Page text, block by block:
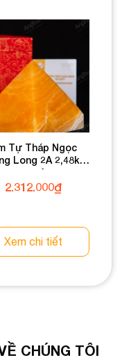
Tự Tháp Ngọc
Long 2A 2,48kg
031-0492A-2,48
2.312.000₫
Xem chi tiết
CHÚNG TÔI